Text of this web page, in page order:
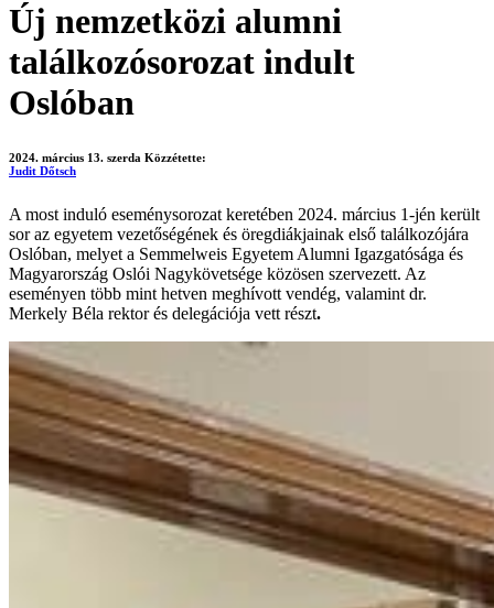
Új nemzetközi alumni
találkozósorozat indult
Oslóban
2024. március 13. szerda Közzétette:
Judit Dőtsch
A most induló eseménysorozat keretében 2024. március 1-jén került
sor az egyetem vezetőségének és öregdiákjainak első találkozójára
Oslóban, melyet a Semmelweis Egyetem Alumni Igazgatósága és
Magyarország Oslói Nagykövetsége közösen szervezett. Az
eseményen több mint hetven meghívott vendég, valamint dr.
Merkely Béla rektor és delegációja vett részt.